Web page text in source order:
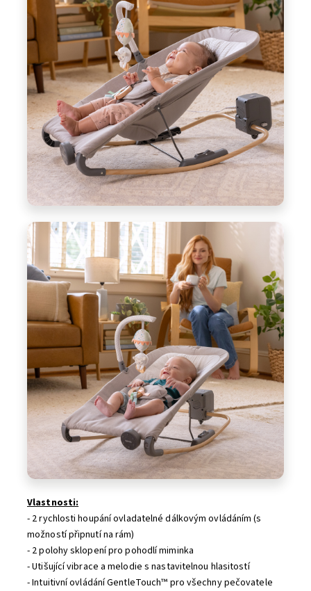
Vlastnosti:
- 2 rychlosti houpání ovladatelné dálkovým ovládáním (s
možností připnutí na rám)
- 2 polohy sklopení pro pohodlí miminka
- Utišující vibrace a melodie s nastavitelnou hlasitostí
- Intuitivní ovládání GentleTouch™ pro všechny pečovatele